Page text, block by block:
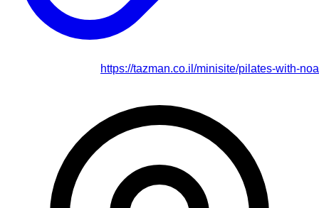
https://tazman.co.il/minisite/pilates-with-noa